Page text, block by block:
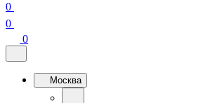
0
0
0
Москва